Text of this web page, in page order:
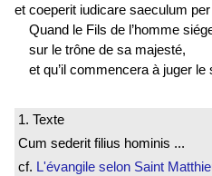
et coeperit iudicare saeculum
Quand le Fils de l’homme
sur le trône de sa majesté,
et qu’il commencera à juger le
1. Texte
Cum sederit filius hominis ...
cf. L'évangile selon Saint